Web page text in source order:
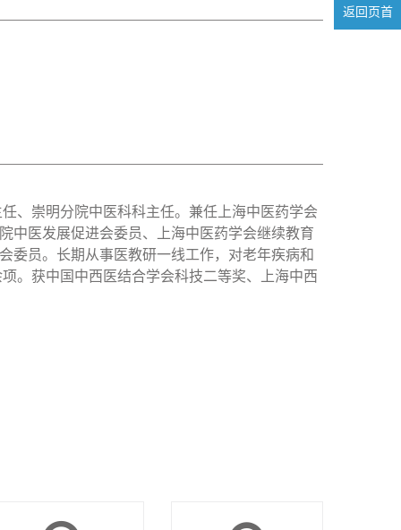
返回页首
、崇明分院中医科科主任。兼任上海中医药学会
中医发展促进会委员、上海中医药学会继续教育
委员。长期从事医教研一线工作，对老年疾病和
。获中国中西医结合学会科技二等奖、上海中西